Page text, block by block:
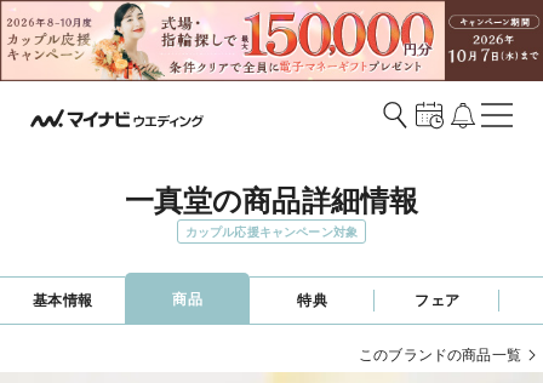
一真堂の商品詳細情報
カップル応援キャンペーン対象
基本情報 商品 特典 フェア
このブランドの商品一覧